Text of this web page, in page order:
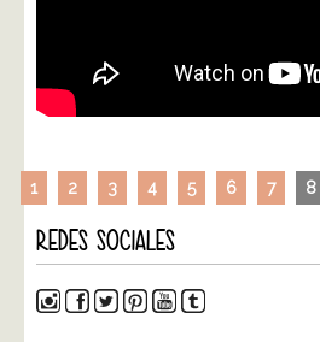
1 2 3 4 5 6 7 8
REDES SOCIALES